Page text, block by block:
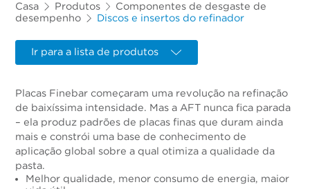
Casa Produtos
Componentes de desgaste de
desempenho
Discos e insertos do refinador
Ir para a lista de produtos
Placas Finebar começaram uma revolução na refinação
de baixíssima intensidade. Mas a AFT nunca fica parada
– ela produz padrões de placas finas que duram ainda
mais e constrói uma base de conhecimento de
aplicação global sobre a qual otimiza a qualidade da
pasta.
Melhor qualidade, menor consumo de energia, maior